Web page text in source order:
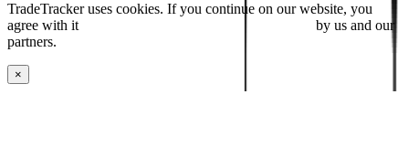
TradeTracker uses cookies. If you continue on our website, you
agree with it
by us and our
partners.
×